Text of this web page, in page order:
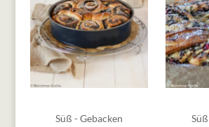
Süß - Gebacken